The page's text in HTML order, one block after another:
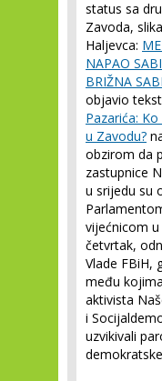
status sa
Zavoda,
Haljevca:
NAPAO
BRIŽNA
objavio tekst
Pazarića:
u Zavodu?
obzirom da
zastupnice
u srijedu su
vijećnicom
četvrtak,
Vlade FBiH,
među
aktivista
i
uzvikivali